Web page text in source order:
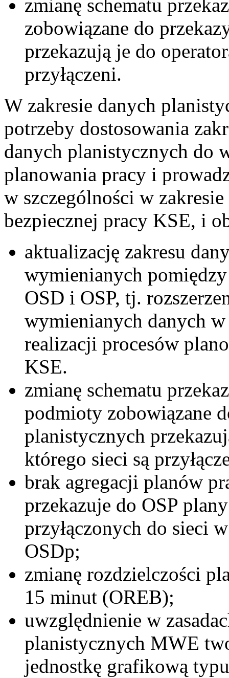
zmianę schematu
zobowiązane do
przekazują je do
przyłączeni.
W zakresie danych
potrzeby dostosowania
danych planistycznych do
planowania pracy i
w szczególności w
bezpiecznej pracy KSE, i
aktualizację zakresu
wymienianych
OSD i OSP, tj.
wymienianych danych
realizacji procesów
KSE.
zmianę schematu
podmioty zobowiązane
planistycznych
którego sieci są
brak agregacji planów
przekazuje do OSP
przyłączonych do sieci
OSDp;
zmianę rozdzielczości
15 minut (OREB);
uwzględnienie w
planistycznych MWE
jednostkę grafikową